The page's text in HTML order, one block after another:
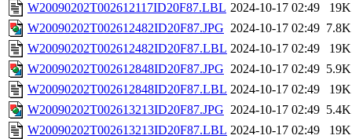
W20090202T002612117ID20F87.LBL 2024-10-17 02:49
19K
W20090202T002612482ID20F87.JPG 2024-10-17 02:49 7.8K
W20090202T002612482ID20F87.LBL 2024-10-17 02:49
19K
W20090202T002612848ID20F87.JPG 2024-10-17 02:49 5.9K
W20090202T002612848ID20F87.LBL 2024-10-17 02:49
19K
W20090202T002613213ID20F87.JPG 2024-10-17 02:49 5.4K
W20090202T002613213ID20F87.LBL 2024-10-17 02:49
19K